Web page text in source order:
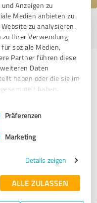
Anzeigen zu
Medien anbieten zu
zu analysieren.
Ihrer Verwendung
soziale Medien,
Partner führen diese
Daten
haben oder die sie im
haben.
Präferenzen
Marketing
Details zeigen
ALLE ZULASSEN
13.07.2026|Profil
Bereich